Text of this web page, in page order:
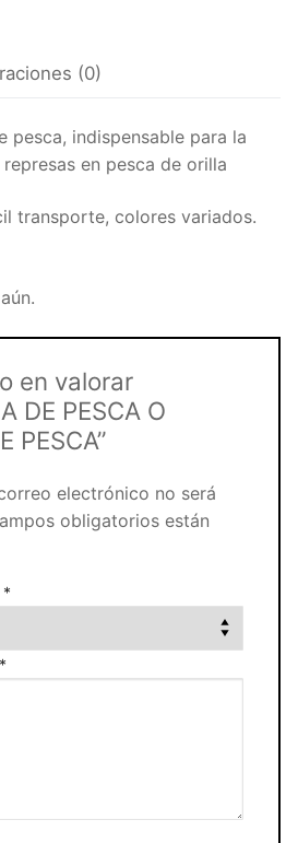
(0)
pesca, indispensable para la
en pesca de orilla
transporte, colores variados.
en valorar
DE PESCA O
PESCA”
electrónico no será
obligatorios están
*
*